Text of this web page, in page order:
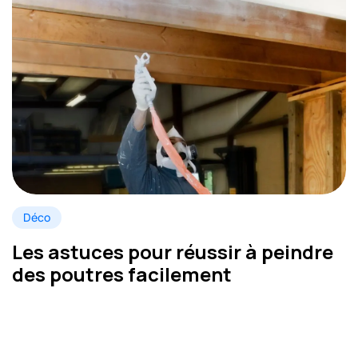
Déco
Les astuces pour réussir à peindre
des poutres facilement